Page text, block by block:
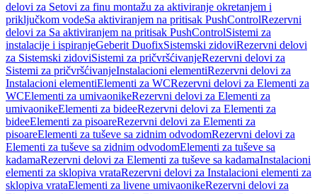
delovi za Setovi za finu montažu za aktiviranje okretanjem i
priključkom vodeSa aktiviranjem na pritisak PushControlRezervni
delovi za Sa aktiviranjem na pritisak PushControlSistemi za
instalacije i ispiranjeGeberit DuofixSistemski zidoviRezervni delovi
za Sistemski zidoviSistemi za pričvršćivanjeRezervni delovi za
Sistemi za pričvršćivanjeInstalacioni elementiRezervni delovi za
Instalacioni elementiElementi za WCRezervni delovi za Elementi za
WCElementi za umivaonikeRezervni delovi za Elementi za
umivaonikeElementi za bideeRezervni delovi za Elementi za
bideeElementi za pisoareRezervni delovi za Elementi za
pisoareElementi za tuševe sa zidnim odvodomRezervni delovi za
Elementi za tuševe sa zidnim odvodomElementi za tuševe sa
kadamaRezervni delovi za Elementi za tuševe sa kadamaInstalacioni
elementi za sklopiva vrataRezervni delovi za Instalacioni elementi za
sklopiva vrataElementi za livene umivaonikeRezervni delovi za